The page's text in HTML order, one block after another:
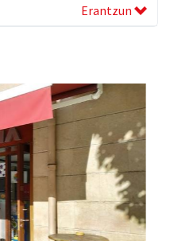
Erantzun